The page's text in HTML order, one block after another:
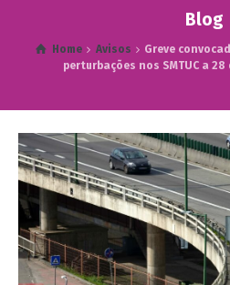
Blog
Home Avisos
Greve
perturbações nos SMTUC a